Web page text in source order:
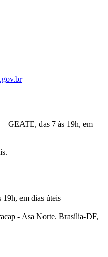
GEATE, das 7 às 19h, em
19h, em dias úteis
- Asa Norte. Brasília-DF,